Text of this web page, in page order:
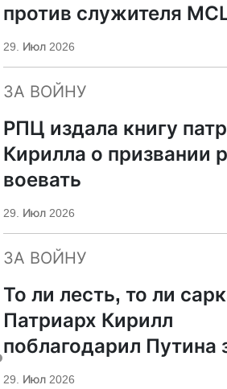
против служителя
29. Июл 2026
ЗА ВОЙНУ
РПЦ издала книгу
Кирилла о призвании
воевать
29. Июл 2026
ЗА ВОЙНУ
То ли лесть, то ли
Патриарх Кирилл
поблагодарил Путина
защиту суверенитета и
29. Июл 2026